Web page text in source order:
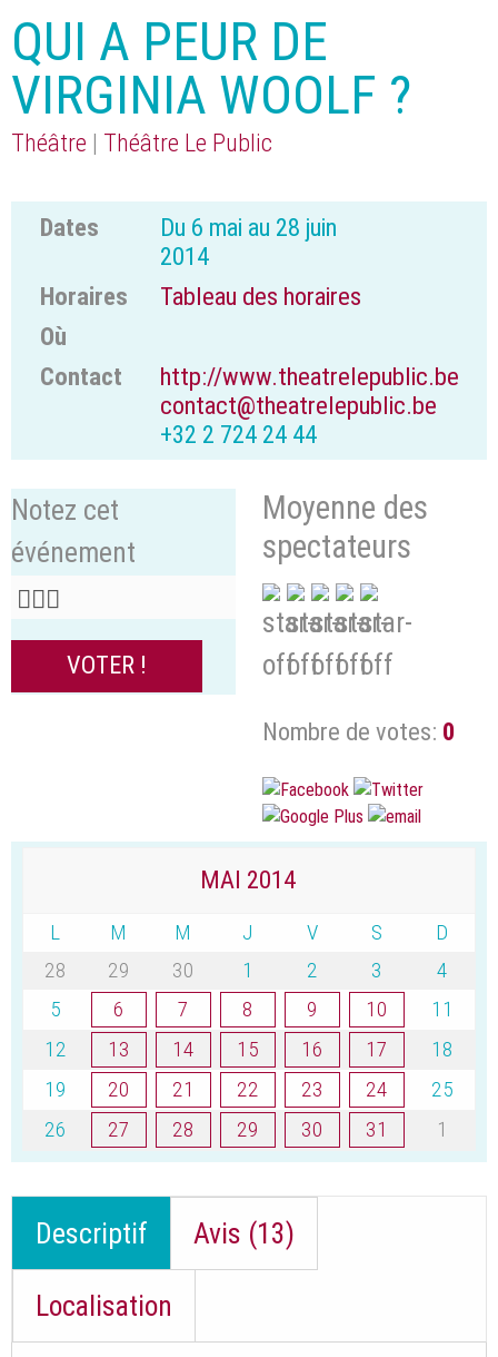
QUI A PEUR DE
VIRGINIA WOOLF ?
Théâtre | Théâtre Le Public
Dates
Du 6 mai au 28 juin
2014
Horaires
Tableau des horaires
Où
Contact
http://www.theatrelepublic.be
contact@theatrelepublic.be
+32 2 724 24 44
Notez cet
événement
Moyenne des
spectateurs
Nombre de votes: 0
MAI 2014
L M M J V S
D
28
29 30 1 2 3
4
5
6 7 8 9 10
11
12
13 14 15 16 17
18
19
20 21 22 23 24
25
26
27 28 29 30 31 1
Descriptif Avis (13)
Localisation